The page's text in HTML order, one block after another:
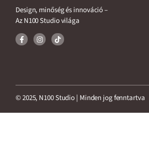
Design, minőség és innováció –
Az N100 Studio világa
© 2025, N100 Studio | Minden jog fenntartva